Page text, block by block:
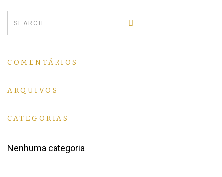
COMENTÁRIOS
ARQUIVOS
CATEGORIAS
Nenhuma categoria